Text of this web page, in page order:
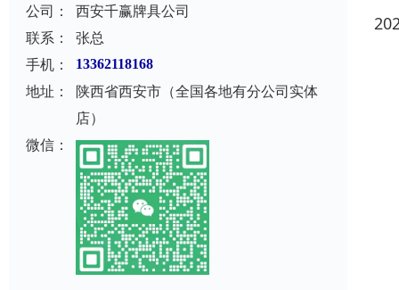
公司：
西安千赢牌具公司
联系：
张总
手机：
13362118168
地址：
陕西省西安市（全国各地有分公司实体
店）
微信：